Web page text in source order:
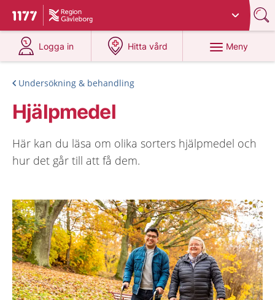
Till startsidan för 1177
Du har valt region
Logga in
på 1177.se
Hitta vård
på 1177.se
Meny
Undersökning & behandling
Hjälpmedel
Här kan du läsa om olika sorters hjälpmedel och
hur det går till att få dem.